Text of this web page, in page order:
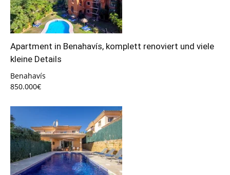
Apartment in Benahavís, komplett renoviert und viele
kleine Details
Benahavís
850.000€